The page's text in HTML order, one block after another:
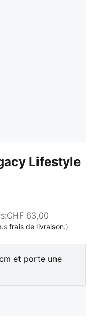
Lifestyle
:CHF 63,00
frais de livraison.)
et porte une